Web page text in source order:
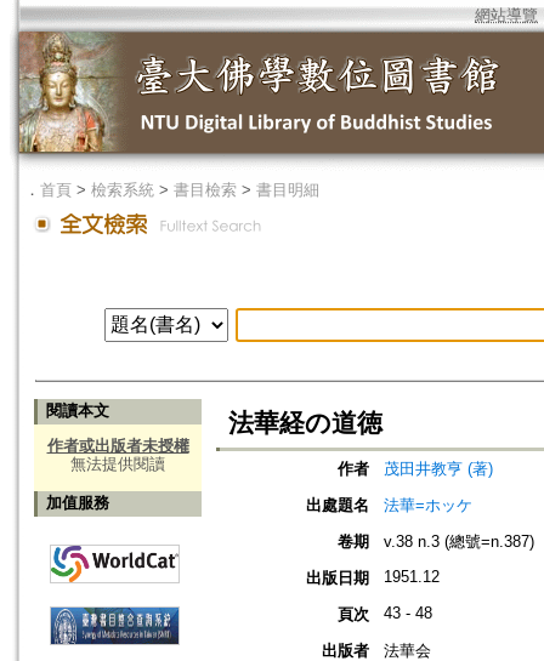
網站導覽
． 首頁 > 檢索系統 > 書目檢索 > 書目明細
閱讀本文
作者或出版者未授權
無法提供閱讀
加值服務
法華経の道徳
作者
茂田井教亨 (著)
出處題名
法華=ホッケ
卷期
v.38 n.3 (總號=n.387)
出版日期
1951.12
頁次 43 - 48
出版者
法華会